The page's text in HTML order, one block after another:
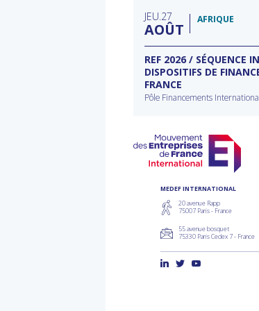
JEU 27
AOÛT
AFRIQUE
REF 2026 / SÉQUENCE
DISPOSITIFS DE
FRANCE
Pôle Financements
MEDEF INTERNATIONAL
20 avenue Rapp
75007 Paris - France
55 avenue bosquet
75330 Paris Cedex 7 - France